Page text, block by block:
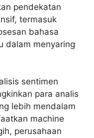
pendekatan
termasuk
bahasa
dalam menyaring
sentimen
para analis
lebih mendalam
machine
perusahaan